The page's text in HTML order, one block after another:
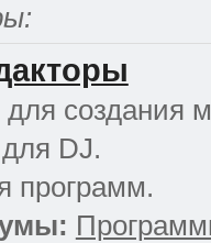
создания
DJ.
программ.